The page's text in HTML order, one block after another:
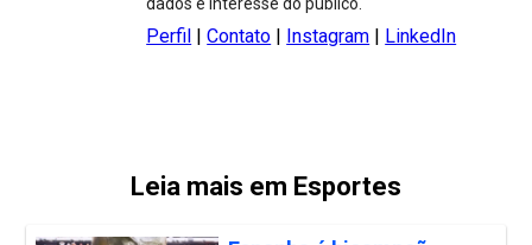
Perfil |Contato | Instagram | LinkedIn
Leia mais em Esportes